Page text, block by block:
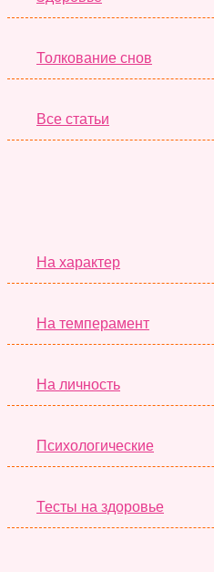
Толкование снов
Все статьи
На характер
На темперамент
На личность
Психологические
Тесты на здоровье